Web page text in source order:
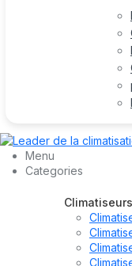
Menu
Categories
Climatiseurs